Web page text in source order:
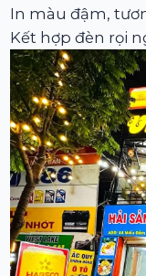
In màu đậm,
Kết hợp đèn rọi